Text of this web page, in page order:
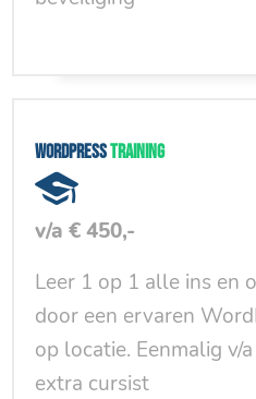
WordPresstraining
v/a € 450,-
Leer 1 op 1 alle ins en
door een ervaren
op locatie. Eenmalig v/
extra cursist